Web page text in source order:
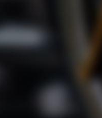
SAP für die Metall-, Holz- und
SAP für